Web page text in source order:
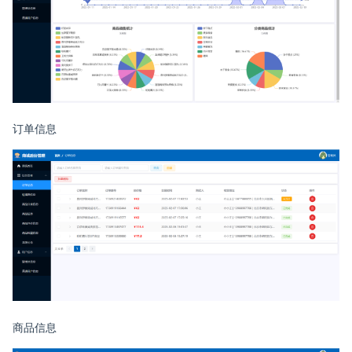
订单信息
商品信息